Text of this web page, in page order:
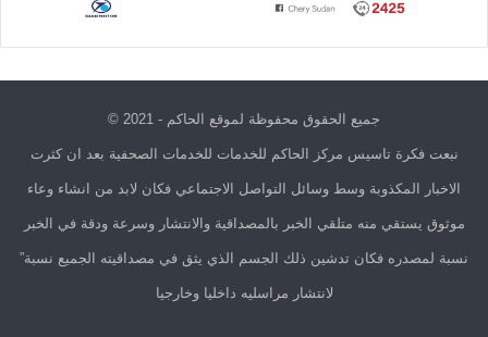
جميع الحقوق محفوظة لموقع الحاكم - 2021 ©
نبعت فكرة تاسيس مركز الحاكم للخدمات للخدمات الصحفية بعد ان كثرت
الاخبار المكذوبة وسط وسائل التواصل الاجتماعي فكان لابد من انشاء وعاء
موثوق يستقي منه متلقي الخبر بالمصداقية والانتشار وسرعة ودقة في الخبر
نسبة لمصدره فكان تدشين ذلك الجسم الذي يثق في مصداقيته الجميع نسبة”
لانتشار مراسليه داخليا وخارجيا